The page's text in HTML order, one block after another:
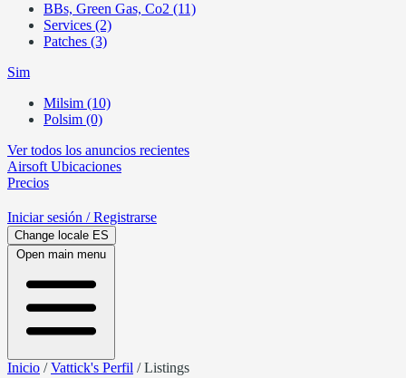
BBs, Green Gas, Co2 (11)
Services (2)
Patches (3)
Sim
Milsim (10)
Polsim (0)
Ver todos los anuncios recientes
Airsoft Ubicaciones
Precios
Iniciar sesión / Registrarse
Change locale ES
Open main menu
Inicio /Vattick's Perfil /Listings